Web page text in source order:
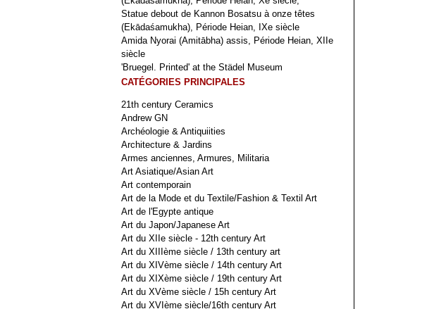
Statue debout de Kannon Bosatsu à onze têtes
(Ekādaśamukha), Période Heian, IXe siècle
Amida Nyorai (Amitābha) assis, Période Heian, XIIe
siècle
'Bruegel. Printed' at the Städel Museum
CATÉGORIES PRINCIPALES
21th century Ceramics
Andrew GN
Archéologie & Antiquiities
Architecture & Jardins
Armes anciennes, Armures, Militaria
Art Asiatique/Asian Art
Art contemporain
Art de la Mode et du Textile/Fashion & Textil Art
Art de l'Egypte antique
Art du Japon/Japanese Art
Art du XIIe siècle - 12th century Art
Art du XIIIème siècle / 13th century art
Art du XIVème siècle / 14th century Art
Art du XIXème siècle / 19th century Art
Art du XVème siècle / 15h century Art
Art du XVIème siècle/16th century Art